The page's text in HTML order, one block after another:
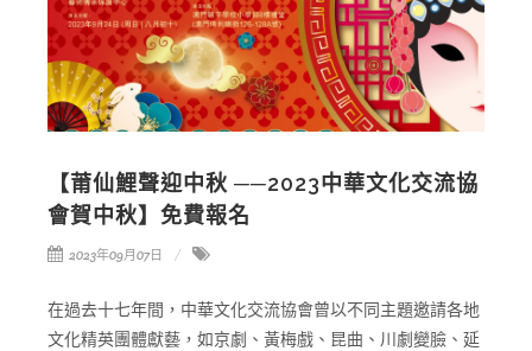
【莆仙鯉聲迎中秋 ──2023中華文化交流協
會賀中秋】免費報名
2023年09月07日
在過去十七年間，中華文化交流協會曾以不同主題邀請各地
文化精英團體獻藝，如京劇、黃梅戲、昆曲、川劇變臉、延